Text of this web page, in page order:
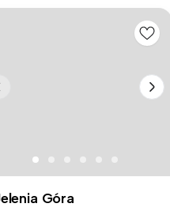
Góra